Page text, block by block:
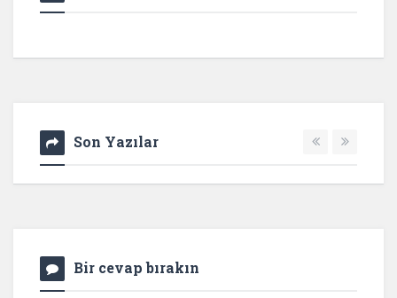
Son Yazılar
Bir cevap bırakın